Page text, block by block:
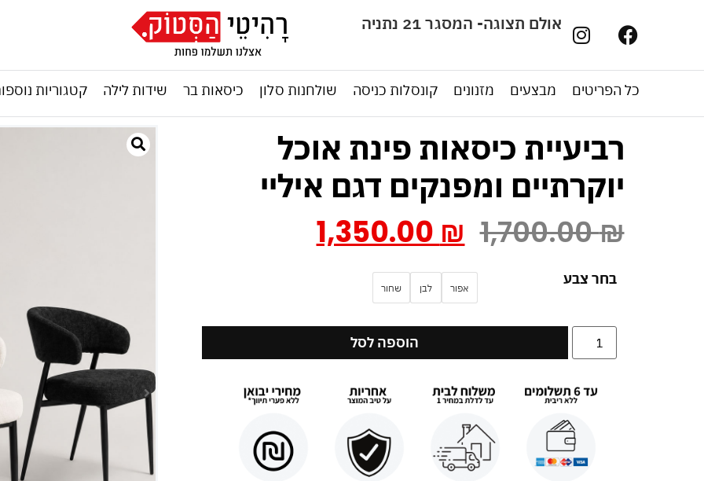
אולם תצוגה- המסגר 21 נתניה
כל הפריטים מבצעים מזנונים קונסלות כניסה שולחנות סלון כיסאות בר שידות לילה קטגוריות
רביעיית כיסאות פינת אוכל
יוקרתיים ומפנקים דגם איליי
1,700.00₪
1,350.00 ₪
בחר צבע אפור לבן שחור
הוספה לסל